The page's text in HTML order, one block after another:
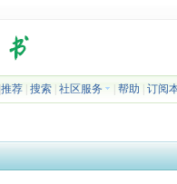
推荐| 搜索| 社区服务 帮助 订阅